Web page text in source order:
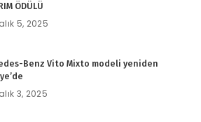
ÖDÜLÜ
5, 2025
Benz Vito Mixto modeli yeniden
3, 2025